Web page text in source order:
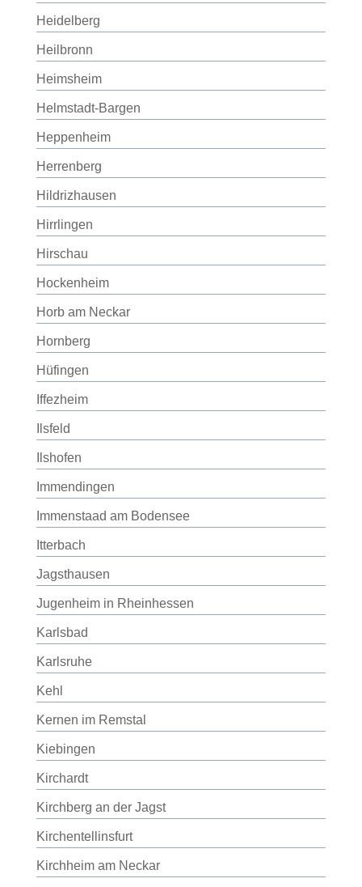
Heidelberg
Heilbronn
Heimsheim
Helmstadt-Bargen
Heppenheim
Herrenberg
Hildrizhausen
Hirrlingen
Hirschau
Hockenheim
Horb am Neckar
Hornberg
Hüfingen
Iffezheim
Ilsfeld
Ilshofen
Immendingen
Immenstaad am Bodensee
Itterbach
Jagsthausen
Jugenheim in Rheinhessen
Karlsbad
Karlsruhe
Kehl
Kernen im Remstal
Kiebingen
Kirchardt
Kirchberg an der Jagst
Kirchentellinsfurt
Kirchheim am Neckar